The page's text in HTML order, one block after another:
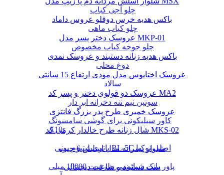
چلو آجی کباب
چلو کباب ماهی
چلو جوجه کباب مخصوص
دوغ محلی
سالاد
سوتین نیم تنه دخرانه ابر دار
کاور سیلیکونی برای گوشی سامسونگ
A10s
باتری لیتیوم یونی BL-5C اصلی نوکیا
پاور بانک شیائومی ظرفیت 10000 میلی
باکس هدیه خرس دوقلو عروس داماد
عروسک دختر پسر مدل MKP-01
باکس هدیه زنانه دستبند و عروسک نمدی
عروسک اختاپوس مدل مودی ارتفاع 15 سانتی
عروسک دو قولوی دختر و پسر کد MA2
عروسک خمیری طرح پدر بزرگ فانتزی
شال زنانه طرح خالدار کرمی کد MKS-02
شلوار پسرانه مدل اسلش 6 جیب
ست دستبند و ساعت دیجیتالی